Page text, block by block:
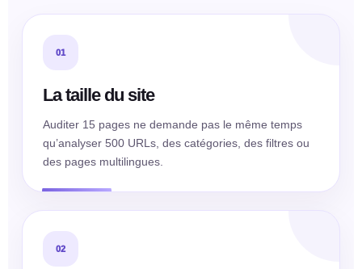
01
La taille du site
Auditer 15 pages ne demande pas le même temps
qu’analyser 500 URLs, des catégories, des filtres ou
des pages multilingues.
02